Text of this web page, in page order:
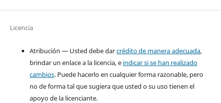
Licencia
Atribución — Usted debe darcrédito de manera adecuada,
brindar un enlace a la licencia, e indicar si se han realizado
cambios. Puede hacerlo en cualquier forma razonable, pero
no de forma tal que sugiera que usted o su uso tienen el
apoyo de la licenciante.